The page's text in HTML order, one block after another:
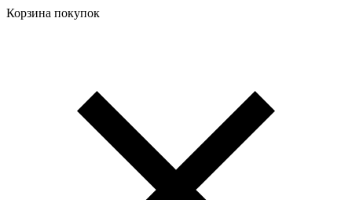
Корзина покупок